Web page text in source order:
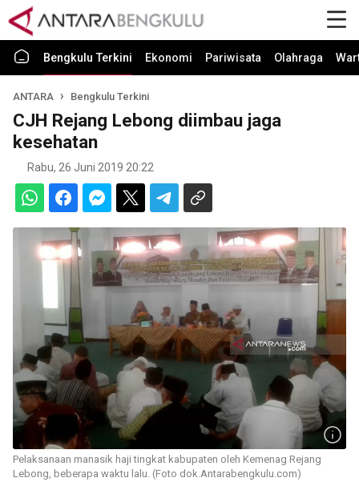
Bengkulu Terkini Ekonomi Pariwisata Olahraga
ANTARA Bengkulu Terkini
CJH Rejang Lebong diimbau jaga
kesehatan
Rabu, 26 Juni 2019 20:22
Pelaksanaan manasik haji tingkat kabupaten oleh Kemenag Rejang
Lebong, beberapa waktu lalu. (Foto dok.Antarabengkulu.com)